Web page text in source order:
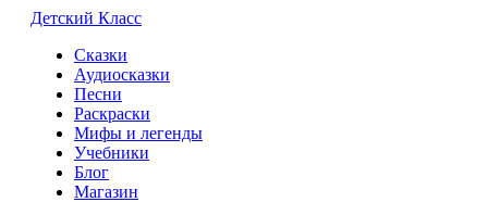
Детский Класс
Сказки
Аудиосказки
Песни
Раскраски
Мифы и легенды
Учебники
Блог
Магазин